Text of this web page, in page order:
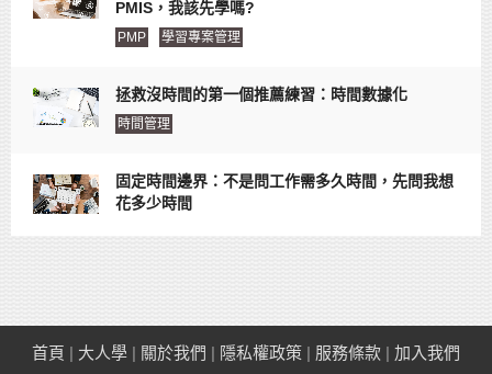
PMIS，我該先學嗎?
PMP 學習專案管理
拯救沒時間的第一個推薦練習：時間數據化
時間管理
固定時間邊界：不是問工作需多久時間，先問我想
花多少時間
首頁 | 大人學 | 關於我們 | 隱私權政策 | 服務條款 | 加入我們